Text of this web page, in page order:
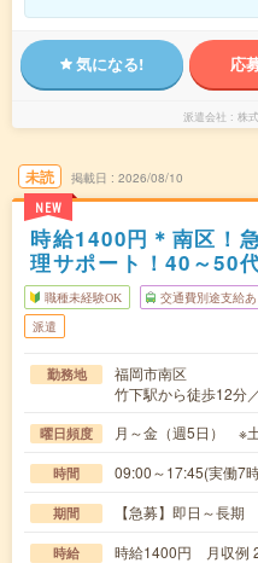
気になる! 応
派遣会社 株
未読
NEW
掲載日 2026/08/10
時給1400円＊南区！
理サポート！40～50
職種未経験OK 交通費別途支給あ
派遣
勤務地
福岡市南区
竹下駅から徒歩12分
曜日頻度 月～金（週5日） ※
時間 09:00～17:45(実働7
期間 【急募】即日～長期
時給 時給1400円 月収例